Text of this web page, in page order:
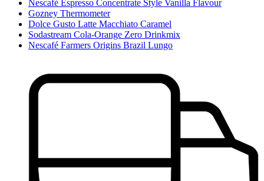
Nescafé Espresso Concentrate Style Vanilla Flavour
Gozney Thermometer
Dolce Gusto Latte Macchiato Caramel
Sodastream Cola-Orange Zero Drinkmix
Nescafé Farmers Origins Brazil Lungo